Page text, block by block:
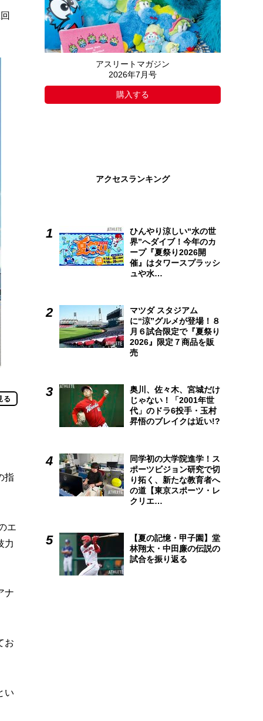
る
指
エ
力
ナ
お
い
アスリートマガジン
2026年7月号
購入する
アクセスランキング
ひんやり涼しい“水の世
界”へダイブ！今年のカ
ープ『夏祭り2026開
催』はタワースプラッシ
ュや水…
マツダ スタジアム
に“涼”グルメが登場！８
月６試合限定で『夏祭り
2026』限定７商品を販
売
奥川、佐々木、宮城だけ
じゃない！「2001年世
代」のドラ6投手・玉村
昇悟のブレイクは近い!?
同学初の大学院進学！ス
ポーツビジョン研究で切
り拓く、新たな教育者へ
の道【東京スポーツ・レ
クリエ…
【夏の記憶・甲子園】堂
林翔太・中田廉の伝説の
試合を振り返る